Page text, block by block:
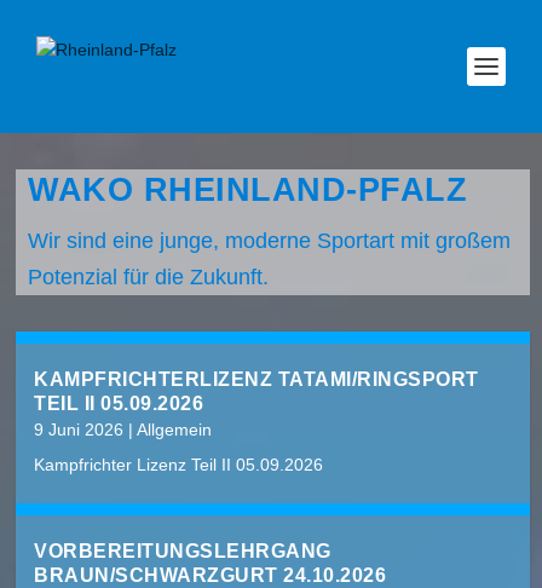
WAKO RHEINLAND-PFALZ
Wir sind eine junge, moderne Sportart mit großem
Potenzial für die Zukunft.
KAMPFRICHTERLIZENZ TATAMI/RINGSPORT
TEIL II 05.09.2026
9 Juni 2026 |Allgemein
Kampfrichter Lizenz Teil II 05.09.2026
VORBEREITUNGSLEHRGANG
BRAUN/SCHWARZGURT 24.10.2026